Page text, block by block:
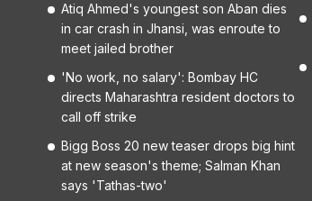
Atiq Ahmed's youngest son Aban dies
in car crash in Jhansi, was enroute to
meet jailed brother
'No work, no salary': Bombay HC
directs Maharashtra resident doctors to
call off strike
Bigg Boss 20 new teaser drops big hint
at new season's theme; Salman Khan
says 'Tathas-two'